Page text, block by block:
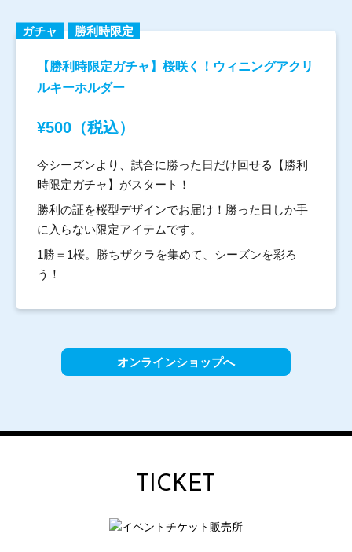
ガチャ 勝利時限定
【勝利時限定ガチャ】桜咲く！ウィニングアクリ
ルキーホルダー
¥500（税込）
今シーズンより、試合に勝った日だけ回せる【勝利
時限定ガチャ】がスタート！
勝利の証を桜型デザインでお届け！勝った日しか手
に入らない限定アイテムです。
1勝＝1桜。勝ちザクラを集めて、シーズンを彩ろ
う！
オンラインショップへ
TICKET